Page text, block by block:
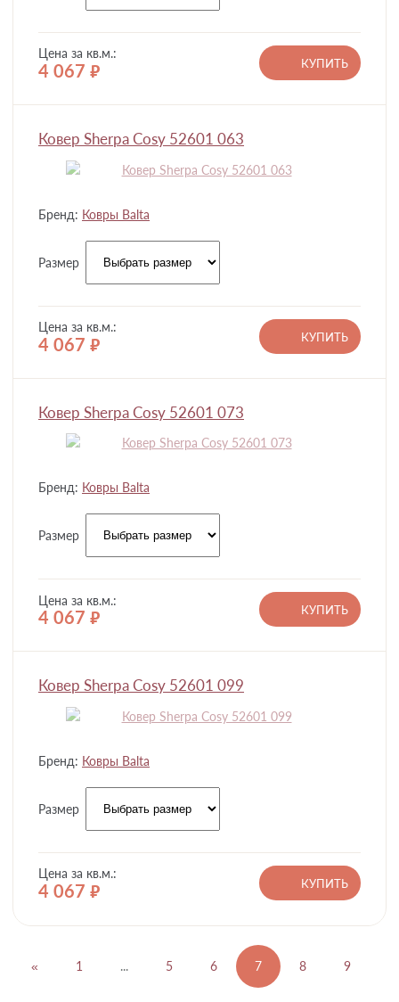
Цена за кв.м.:
4 067 руб.
КУПИТЬ
Ковер Sherpa Cosy 52601 063
Бренд: Ковры Balta
Размер
Цена за кв.м.:
4 067 руб.
КУПИТЬ
Ковер Sherpa Cosy 52601 073
Бренд: Ковры Balta
Размер
Цена за кв.м.:
4 067 руб.
КУПИТЬ
Ковер Sherpa Cosy 52601 099
Бренд: Ковры Balta
Размер
Цена за кв.м.:
4 067 руб.
КУПИТЬ
« 1 ... 5 6 7 8 9